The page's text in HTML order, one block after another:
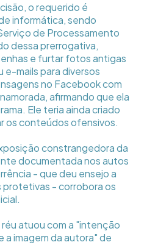
o requerido é
informática, sendo
de Processamento
dessa prerrogativa,
e furtar fotos antigas
e-mails para diversos
no Facebook com
afirmando que ela
Ele teria ainda criado
os conteúdos ofensivos.
constrangedora da
documentada nos autos
- que deu ensejo a
- corrobora os
réu atuou com a "intenção
a imagem da autora" de